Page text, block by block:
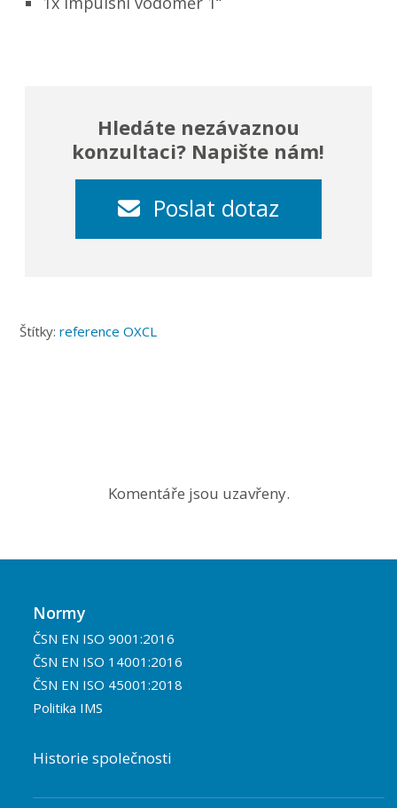
Hledáte nezávaznou
konzultaci? Napište nám!
Poslat dotaz
Štítky:reference OXCL
Komentáře jsou uzavřeny.
Normy
ČSN EN ISO 9001:2016
ČSN EN ISO 14001:2016
ČSN EN ISO 45001:2018
Politika IMS
Historie společnosti